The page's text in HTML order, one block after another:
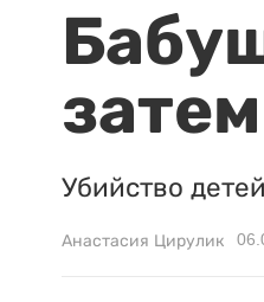
Убийство
Анастасия Цирулик